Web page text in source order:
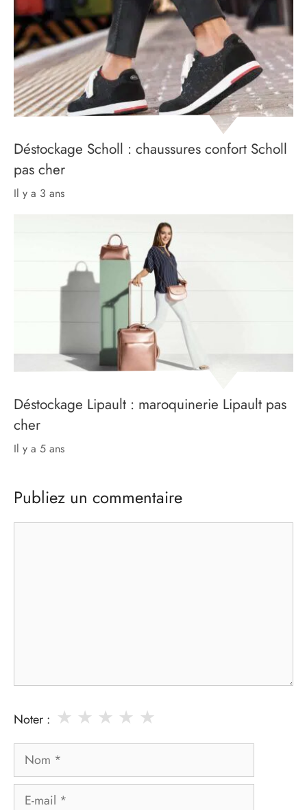
Déstockage Scholl : chaussures confort Scholl
pas cher
il y a 3 ans
Déstockage Lipault : maroquinerie Lipault pas
cher
il y a 5 ans
Publiez un commentaire
Noter : ★
★
★
★
★
Nom